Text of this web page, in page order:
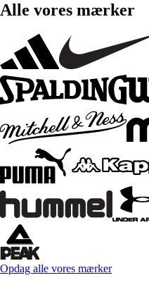
Alle vores mærker
Opdag alle vores mærker